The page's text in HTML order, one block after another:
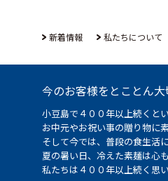
新着情報 私たちについて
今のお客様をとことん大
小豆島で４００年以上続くと
お中元やお祝い事の贈り物に
そして今では、普段の食生活
夏の暑い日、冷えた素麺は心
私たちは４００年以上続く思